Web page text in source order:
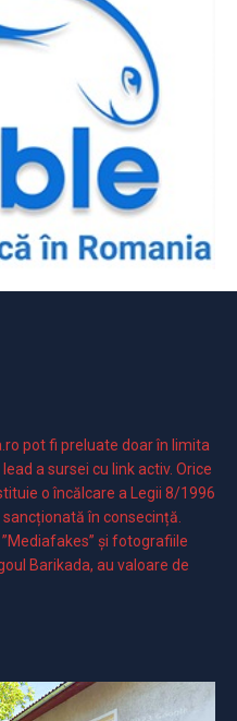
pot fi preluate doar în limita
a sursei cu link activ. Orice
o încălcare a Legii 8/1996
în consecință.
și fotografiile
Barikada, au valoare de